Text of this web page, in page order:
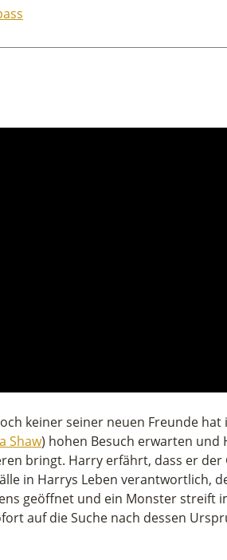
keiner seiner neuen Freunde
Shaw) hohen Besuch erwarten
bringt. Harry erfährt, dass er
in Harrys Leben verantwortlich,
geöffnet und ein Monster streift
auf die Suche nach dessen